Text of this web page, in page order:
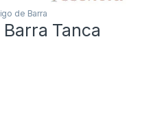
de Barra
Tanca